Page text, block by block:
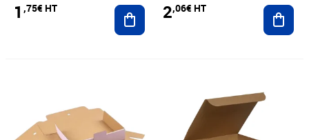
1 ,75€ HT Ajouter au panier
2,06€ HT